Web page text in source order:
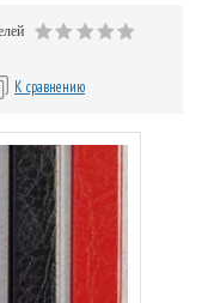
К сравнению